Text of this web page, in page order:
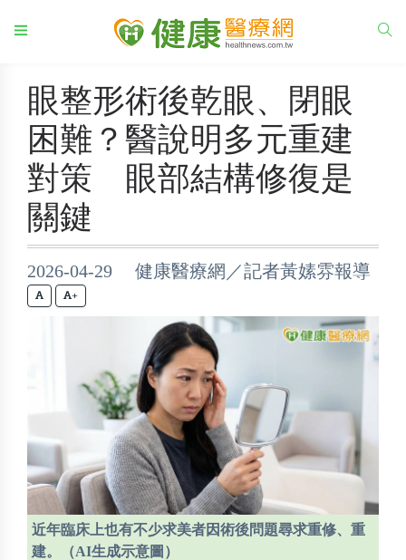
眼整形術後乾眼、閉眼
困難？醫說明多元重建
對策 眼部結構修復是
關鍵
2026-04-29 健康醫療網／記者黃嫊雰報導
+
近年臨床上也有不少求美者因術後問題尋求重修、重
建。（AI生成示意圖）